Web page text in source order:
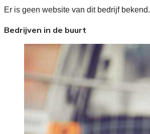
Er is geen website van dit bedrijf bekend.
Bedrijven in de buurt